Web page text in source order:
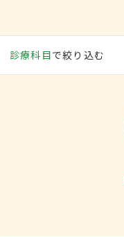
診療科目で絞り込む